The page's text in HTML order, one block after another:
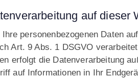
auf dieser
personenbezogenen Daten
Art. 9 Abs. 1 DSGVO
erfolgt die Datenverarbeitung
auf Informationen in Ihr